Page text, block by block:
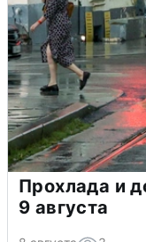
Прохлада и
9 августа